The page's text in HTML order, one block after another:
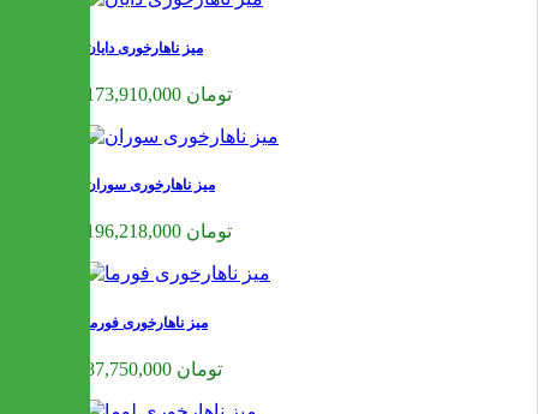
میز ناهارخوری دایان
173,910,000 تومان
میز ناهارخوری سوران
196,218,000 تومان
میز ناهارخوری فورما
87,750,000 تومان